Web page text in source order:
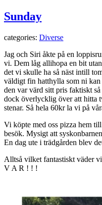
Sunday
categories: Diverse
Jag och Siri åkte på en
vi. Dem låg allihopa en bit
det vi skulle ha så näst intill
väldigt fin hatthylla som ni
den var värd sitt pris faktiskt
dock överlycklig över att hitta
stenar. Så hela 60kr la vi på
Vi köpte med oss pizza hem
besök. Mysigt att
En dag ute i trädgården blev
Alltså vilket fantastiskt väder
V A R ! ! !